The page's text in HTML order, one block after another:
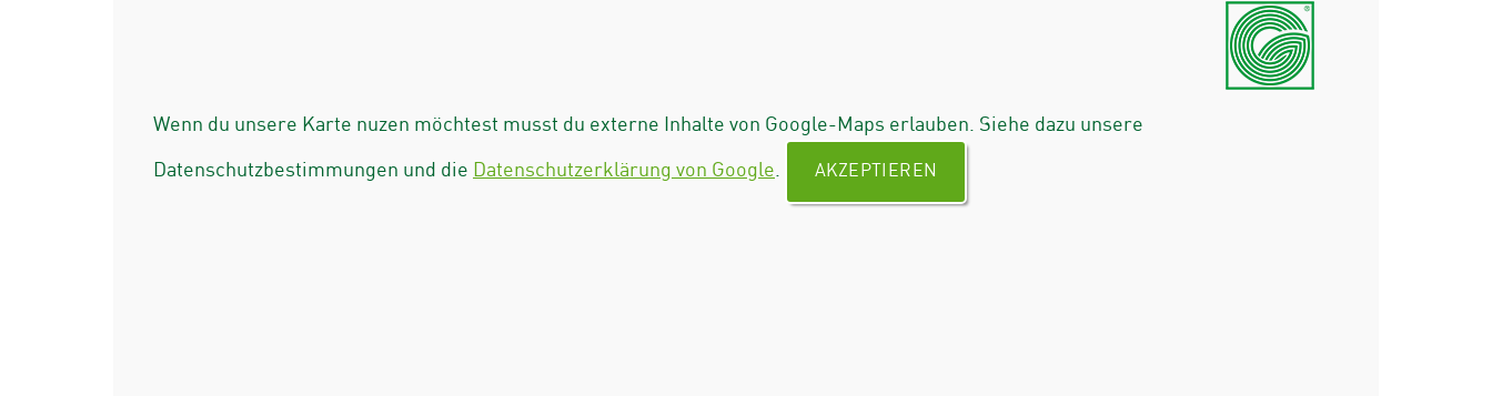
Wenn du unsere Karte nuzen möchtest musst du externe Inhalte von Google-Maps erlauben. Siehe dazu unsere
Datenschutzbestimmungen und die Datenschutzerklärung von Google AKZEPTIEREN